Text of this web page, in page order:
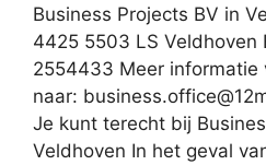
Business Projects BV in
4425 5503 LS Veldhoven
2554433 Meer
naar:
Je kunt terecht bij
Veldhoven In het geval